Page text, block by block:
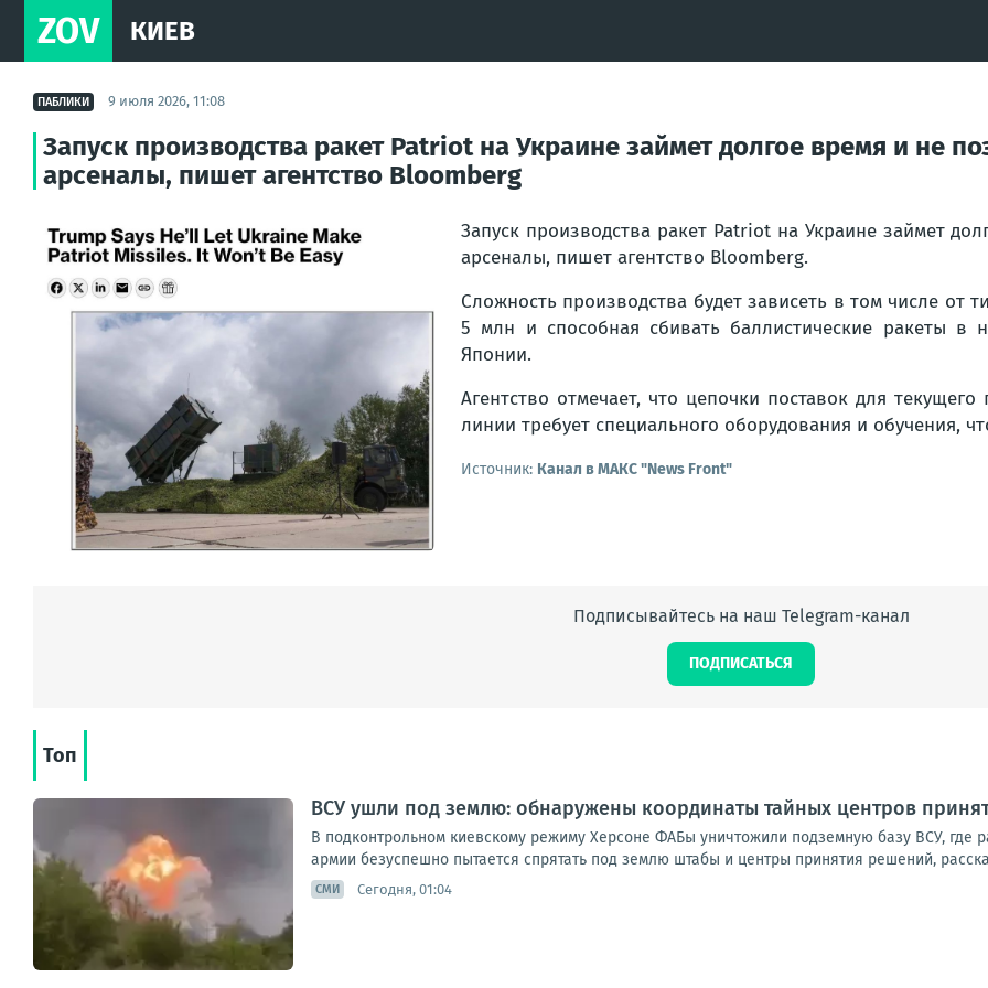
ZOV КИЕВ
ПАБЛИКИ 9 июля 2026, 11:08
Запуск производства ракет Patriot на Украине займет долгое время и не
арсеналы, пишет агентство Bloomberg
Запуск производства ракет Patriot на Украине займет
арсеналы, пишет агентство Bloomberg.
Сложность производства будет зависеть в том числе от
5 млн и способная сбивать баллистические ракеты
Японии.
Агентство отмечает, что цепочки поставок для
линии требует специального оборудования и обучения,
Источник: Канал в МАКС "News Front"
Подписывайтесь на наш Telegram-канал
ПОДПИСАТЬСЯ
Топ
ВСУ ушли под землю: обнаружены координаты тайных центров
В подконтрольном киевскому режиму Херсоне ФАБы уничтожили подземную базу ВСУ, где
армии безуспешно пытается спрятать под землю штабы и центры принятия решений,
СМИ Сегодня, 01:04